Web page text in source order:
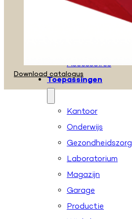
Stahulpen
Accessoires
Toepassingen
Kantoor
Onderwijs
Gezondheidszorg
Laboratorium
Magazijn
Garage
Productie
Download catalogus